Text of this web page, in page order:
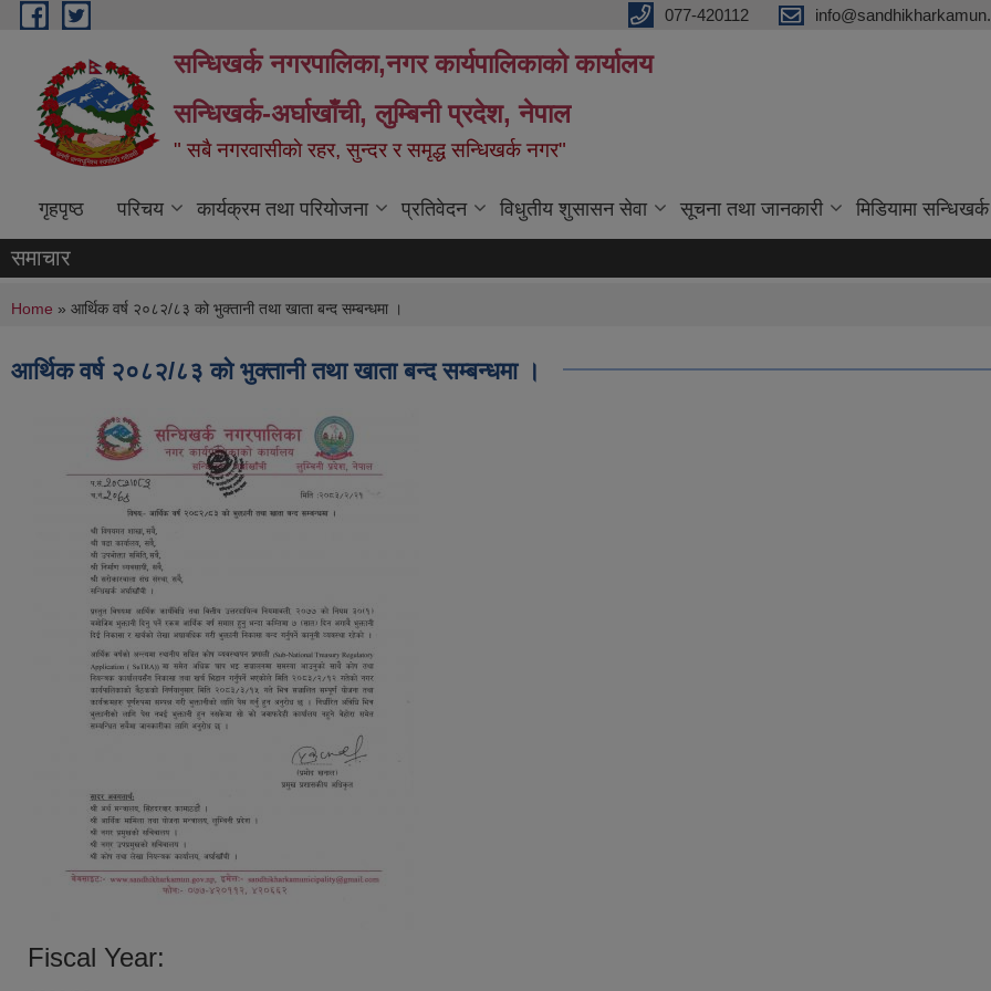
Skip to main content 077-420112
सन्धिखर्क नगरपालिका,नगर कार्यपालिकाको कार्यालय
सन्धिखर्क-अर्घाखाँची, लुम्बिनी प्रदेश, नेपाल
" सबै नगरवासीकाे रहर, सुन्दर र समृद्ध सन्धिखर्क नगर"
गृहपृष्ठ परिचय कार्यक्रम तथा परियोजना प्रतिवेदन विधुतीय शुसासन सेवा सूचना तथा जानकारी मिडियामा सन्धिखर्क
समाचार
You are here
Home » आर्थिक वर्ष २०८२/८३ को भुक्तानी तथा खाता बन्द सम्बन्धमा ।
आर्थिक वर्ष २०८२/८३ को भुक्तानी तथा खाता बन्द सम्बन्धमा ।
Fiscal Year: